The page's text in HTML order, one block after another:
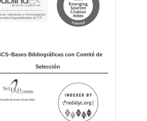
Bibliográficas con Comité de
Selección